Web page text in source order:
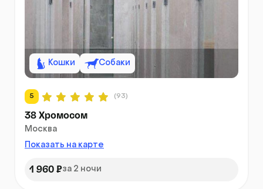
Кошки Собаки
5 (93)
38 Хромосом
Москва
Показать на карте
1 960 ₽за 2 ночи